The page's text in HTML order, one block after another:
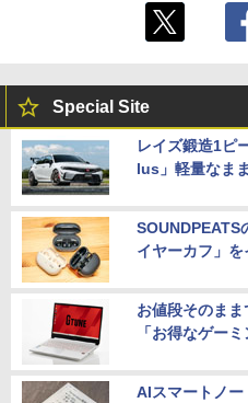
Special Site
レイズ鍛造1ピ
lus」軽量なま
SOUNDPEATS
イヤーカフ」
お値段そのま
「お得なゲー
AIスマートノ